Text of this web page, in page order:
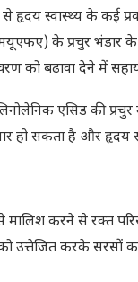
स्वास्थ्य के कई
के प्रचुर भंडार
को बढ़ावा देने में
एसिड की
हो सकता है और हृदय
करने से रक्त
उत्तेजित करके सरसों